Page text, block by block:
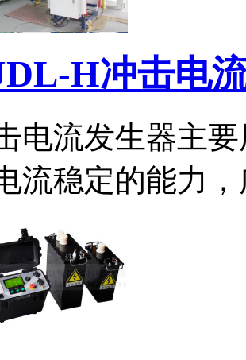
H冲击电
电流发生器主
流稳定的能力，